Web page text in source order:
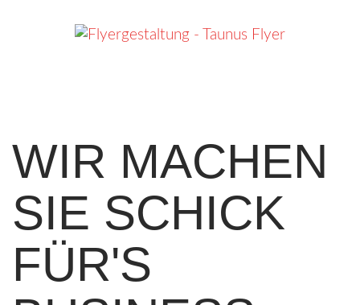
WIR MACHEN
SIE SCHICK
FÜR'S